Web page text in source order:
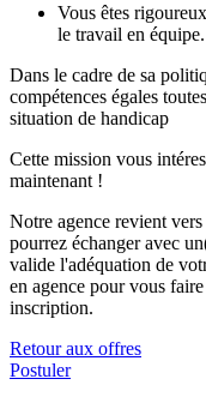
Vous êtes
le travail en équipe.
Dans le cadre de sa
compétences égales
situation de handicap
Cette mission vous
maintenant !
Notre agence revient
pourrez échanger avec
valide l'adéquation de
en agence pour vous
inscription.
Retour aux offres
Postuler